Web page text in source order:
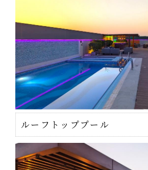
ルーフトッププール